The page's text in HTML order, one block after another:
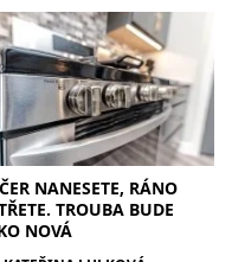
NANESETE, RÁNO
TROUBA BUDE
NOVÁ